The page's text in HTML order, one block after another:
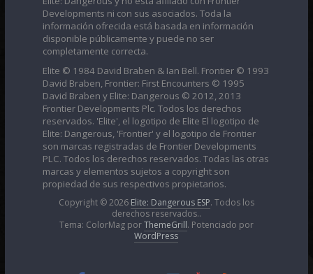
Developments ni con sus asociados. Toda la
información ofrecida está basada en información
disponible públicamente y puede no ser
completamente correcta.
Elite © 1984 David Braben & Ian Bell. Frontier © 1993
David Braben, Frontier: First Encounters © 1995
David Braben y Elite: Dangerous © 2012, 2013
Frontier Developments Plc. Todos los derechos
reservados. 'Elite', el logotipo de Elite El logotipo de
Elite: Dangerous, 'Frontier' y el logotipo de Frontier
son marcas registradas de Frontier Developments
PLC. Todos los derechos reservados. Todas las otras
marcas y elementos sujetos a copyright son
propiedad de sus respectivos propietarios.
Copyright © 2026 Elite: Dangerous ESP. Todos los
derechos reservados..
Tema: ColorMag porThemeGrill. Potenciado por
WordPress